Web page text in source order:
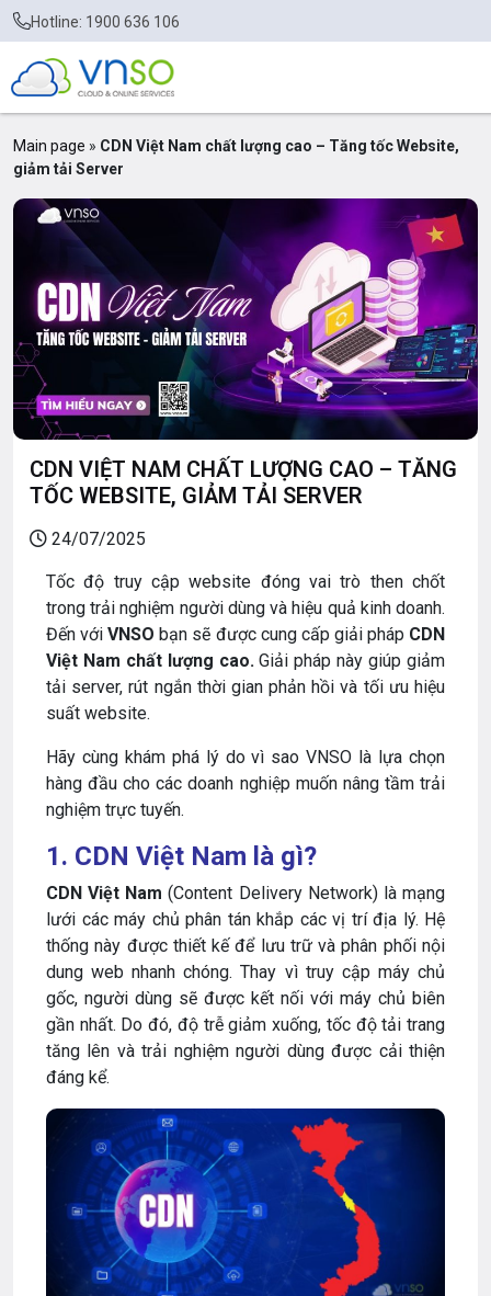
Hotline: 1900 636 106
Main page » CDN Việt Nam chất lượng cao – Tăng tốc Website,
giảm tải Server
CDN VIỆT NAM CHẤT LƯỢNG CAO – TĂNG
TỐC WEBSITE, GIẢM TẢI SERVER
24/07/2025
Tốc độ truy cập website đóng vai trò then chốt
trong trải nghiệm người dùng và hiệu quả kinh doanh.
Đến vớiVNSO bạn sẽ được cung cấp giải pháp CDN
Việt Nam chất lượng cao.Giải pháp này giúp giảm
tải server, rút ngắn thời gian phản hồi và tối ưu hiệu
suất website.
Hãy cùng khám phá lý do vì sao VNSO là lựa chọn
hàng đầu cho các doanh nghiệp muốn nâng tầm trải
nghiệm trực tuyến.
1. CDN Việt Nam là gì?
CDN Việt Nam (Content Delivery Network) là mạng
lưới các máy chủ phân tán khắp các vị trí địa lý. Hệ
thống này được thiết kế để lưu trữ và phân phối nội
dung web nhanh chóng. Thay vì truy cập máy chủ
gốc, người dùng sẽ được kết nối với máy chủ biên
gần nhất. Do đó, độ trễ giảm xuống, tốc độ tải trang
tăng lên và trải nghiệm người dùng được cải thiện
đáng kể.